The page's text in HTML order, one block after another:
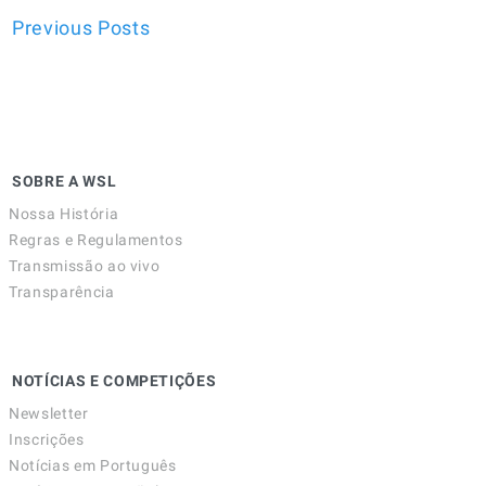
Previous Posts
SOBRE A WSL
Nossa História
Regras e Regulamentos
Transmissão ao vivo
Transparência
NOTÍCIAS E COMPETIÇÕES
Newsletter
Inscrições
Notícias em Português